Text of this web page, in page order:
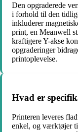
Den opgraderede
i forhold til den
inkluderer
print, en Meanwell
kraftigere Y-akse
opgraderinger
printoplevelse.
Hvad er
Printeren leveres
enkel, og værktøjer